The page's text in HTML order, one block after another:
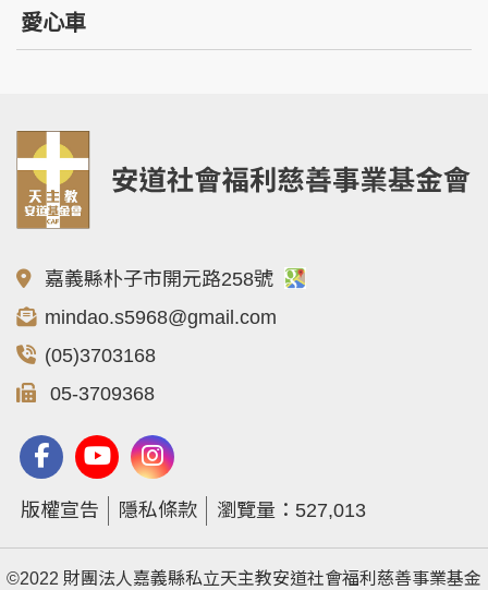
愛心車
嘉義縣朴子市開元路258號
mindao.s5968@gmail.com
(05)3703168
05-3709368
版權宣告 隱私條款 瀏覽量：527,013
©2022 財團法人嘉義縣私立天主教安道社會福利慈善事業基金